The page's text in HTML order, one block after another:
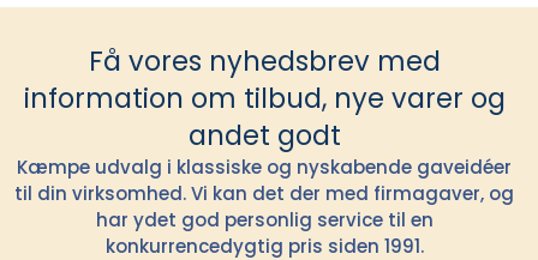
Få vores nyhedsbrev med
information om tilbud, nye varer og
andet godt
Kæmpe udvalg i klassiske og nyskabende gaveidéer
til din virksomhed. Vi kan det der med firmagaver, og
har ydet god personlig service til en
konkurrencedygtig pris siden 1991.